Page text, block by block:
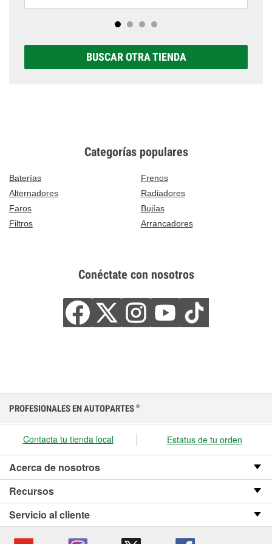
BUSCAR OTRA TIENDA
Categorías populares
Baterías
Frenos
Alternadores
Radiadores
Faros
Bujías
Filtros
Arrancadores
Conéctate con nosotros
PROFESIONALES EN AUTOPARTES ®
Contacta tu tienda local Estatus de tu orden
Acerca de nosotros
Recursos
Servicio al cliente